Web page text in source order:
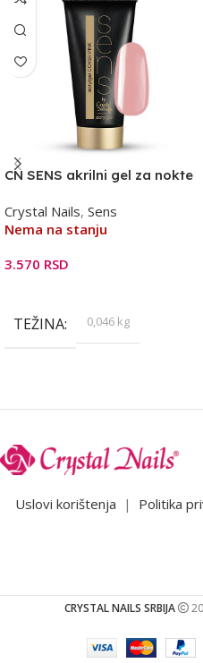
CN SENS akrilni gel za nokte
Crystal Nails, Sens
Nema na stanju
3.570 RSD
TEŽINA 0,046 kg
Uslovi korištenja | Politika
CRYSTAL NAILS SRBIJA